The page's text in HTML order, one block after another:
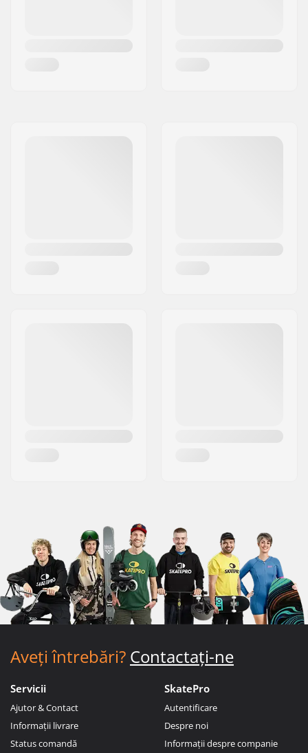
Aveți întrebări? Contactați-ne
Servicii
Ajutor & Contact
Informații livrare
Status comandă
SkatePro
Autentificare
Despre noi
Informații despre companie